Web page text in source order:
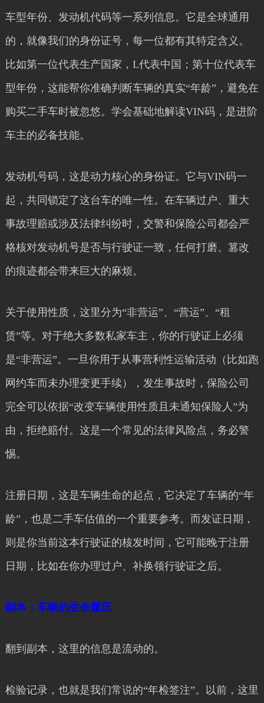
车型年份、发动机代码等一系列信息。它是全球通用
的，就像我们的身份证号，每一位都有其特定含义。
比如第一位代表生产国家，L代表中国；第十位代表车
型年份，这能帮你准确判断车辆的真实“年龄”，避免在
购买二手车时被忽悠。学会基础地解读VIN码，是进阶
车主的必备技能。
发动机号码，这是动力核心的身份证。它与VIN码一
起，共同锁定了这台车的唯一性。在车辆过户、重大
事故理赔或涉及法律纠纷时，交警和保险公司都会严
格核对发动机号是否与行驶证一致，任何打磨、篡改
的痕迹都会带来巨大的麻烦。
关于使用性质，这里分为“非营运”、“营运”、“租
赁”等。对于绝大多数私家车主，你的行驶证上必须
是“非营运”。一旦你用于从事营利性运输活动（比如跑
网约车而未办理变更手续），发生事故时，保险公司
完全可以依据“改变车辆使用性质且未通知保险人”为
由，拒绝赔付。这是一个常见的法律风险点，务必警
惕。
注册日期，这是车辆生命的起点，它决定了车辆的“年
龄”，也是二手车估值的一个重要参考。而发证日期，
则是你当前这本行驶证的核发时间，它可能晚于注册
日期，比如在你办理过户、补换领行驶证之后。
副本：车辆的生命履历
翻到副本，这里的信息是流动的。
检验记录，也就是我们常说的“年检签注”。以前，这里